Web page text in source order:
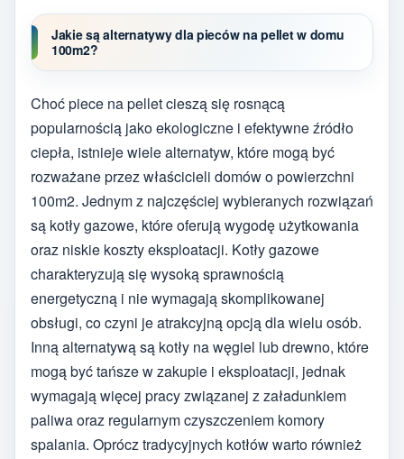
Jakie są alternatywy dla pieców na pellet w domu
100m2?
Choć piece na pellet cieszą się rosnącą
popularnością jako ekologiczne i efektywne źródło
ciepła, istnieje wiele alternatyw, które mogą być
rozważane przez właścicieli domów o powierzchni
100m2. Jednym z najczęściej wybieranych rozwiązań
są kotły gazowe, które oferują wygodę użytkowania
oraz niskie koszty eksploatacji. Kotły gazowe
charakteryzują się wysoką sprawnością
energetyczną i nie wymagają skomplikowanej
obsługi, co czyni je atrakcyjną opcją dla wielu osób.
Inną alternatywą są kotły na węgiel lub drewno, które
mogą być tańsze w zakupie i eksploatacji, jednak
wymagają więcej pracy związanej z załadunkiem
paliwa oraz regularnym czyszczeniem komory
spalania. Oprócz tradycyjnych kotłów warto również